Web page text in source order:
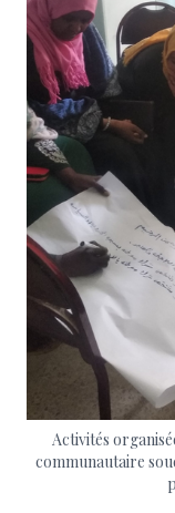
Activités
communautaire